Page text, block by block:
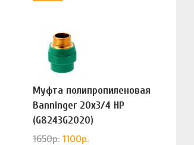
Муфта полипропиленовая
Banninger 20х3/4 НР
(G8243G2020)
1650р. 1100р.